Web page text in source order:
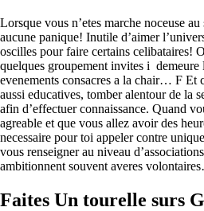
Lorsque vous n’etes marche noceuse
aucune panique! Inutile d’aimer
oscilles pour faire certains celibataires!
quelques groupement invites i demeure
evenements consacres a la chair… F Et
aussi educatives, tomber alentour de la
afin d’effectuer connaissance. Quand
agreable et que vous allez avoir des
necessaire pour toi appeler contre
vous renseigner au niveau
ambitionnent souvent averes
Faites Un tourelle surs